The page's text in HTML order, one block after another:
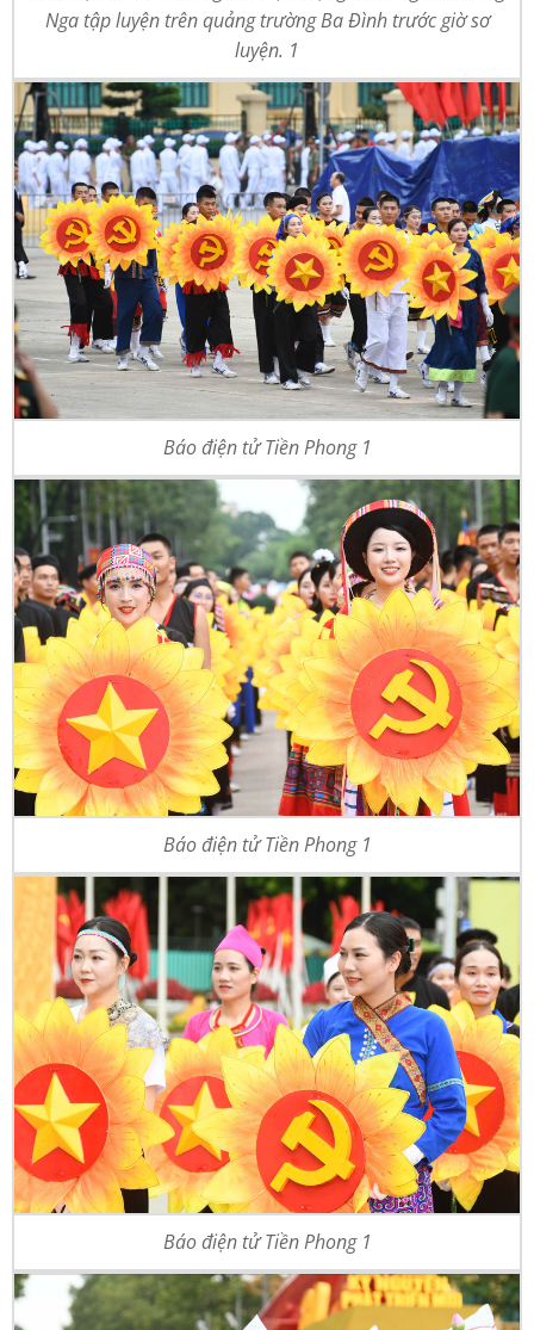
Nga tập luyện trên quảng trường Ba Đình trước giờ sơ
luyện. 1
Báo điện tử Tiền Phong 1
Báo điện tử Tiền Phong 1
Báo điện tử Tiền Phong 1